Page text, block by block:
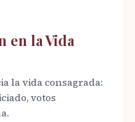
en la Vida
la vida consagrada:
votos